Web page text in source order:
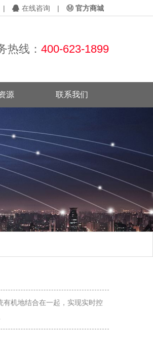
| 在线咨询 | Ⓜ 官方商城
热线： 400-623-1899
源 联系我们
机地结合在一起，实现实时控